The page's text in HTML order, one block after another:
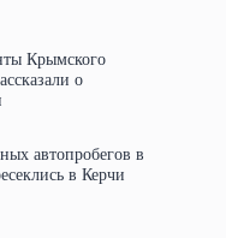
Крымского
о
автопробегов в
в Керчи